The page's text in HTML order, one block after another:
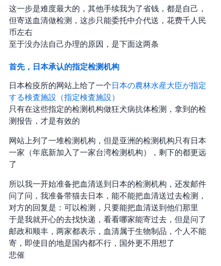
这一步是难度最大的，其他手续我为了省钱，都是自己 DIY，
但寄送血清做检测，这步只能委托中介代送，花费 2 千人民
币左右
至于没办法自己办理的原因，是下面这两条
首先，日本承认的指定检测机构
日本检疫所的网站上给了一个 日本の農林水産大臣が指定
する検査施設（指定検査施設）
只有在这些指定的检测机构做狂犬病抗体检测，拿到的检
测报告，才是有效的
网站上列了一堆检测机构，但是亚洲的检测机构只有日本
一家（2022 年底新加入了一家台湾检测机构），剩下的都更远
了
所以我一开始准备把血清送到日本的检测机构，还发邮件
问了问，我准备带猫去日本，能不能把血清送过去检测，
对方的回复是：“可以检测，只要能把血清送到他们那里”
于是我就开心的去找快递，看看哪家能寄过去，但是问了
邮政和顺丰，两家都表示，血清属于生物制品，个人不能
寄，即使目的地是国内都不行，国外更不用想了
悲催